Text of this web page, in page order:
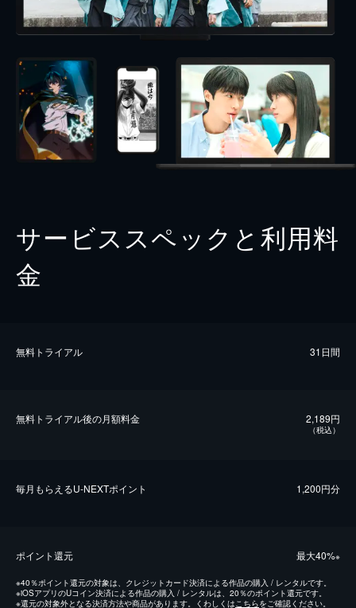
サービススペックと利用料
金
無料トライアル 31日間
無料トライアル後の⽉額料金 2,189円
（税込）
毎⽉もらえるU-NEXTポイント 1,200円分
ポイント還元 最⼤40%※
※40％ポイント還元の対象は、クレジットカード決済による作品の購入 / レンタルです。
※iOSアプリのUコイン決済による作品の購入 / レンタルは、20％のポイント還元です。
※還元の対象外となる決済方法や商品があります。くわしくはこちらをご確認ください。